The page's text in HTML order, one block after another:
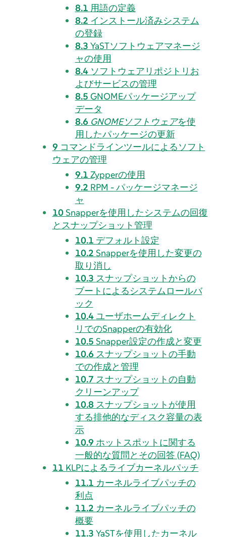
8.1 用語の定義
8.2 インストール済みシステム
の登録
8.3 YaSTソフトウェアマネージ
ャの使用
8.4 ソフトウェアリポジトリお
よびサービスの管理
8.5 GNOMEパッケージアップ
データ
8.6 GNOMEソフトウェアを使
用したパッケージの更新
9 コマンドラインツールによるソフト
ウェアの管理
9.1 Zypperの使用
9.2 RPM - パッケージマネージ
ャ
10Snapperを使用したシステムの回復
とスナップショット管理
10.1 デフォルト設定
10.2 Snapperを使用した変更の
取り消し
10.3 スナップショットからの
ブートによるシステムロールバ
ック
10.4ユーザホームディレクト
リでのSnapperの有効化
10.5 Snapper設定の作成と変更
10.6 スナップショットの手動
での作成と管理
10.7 スナップショットの自動
クリーンアップ
10.8 スナップショットが使用
する排他的なディスク容量の表
示
10.9 ホットスポットに関する
一般的な質問とその回答 (FAQ)
11 KLPによるライブカーネルパッチ
11.1 カーネルライブパッチの
利点
11.2 カーネルライブパッチの
概要
11.3 YaSTを使用したカーネル